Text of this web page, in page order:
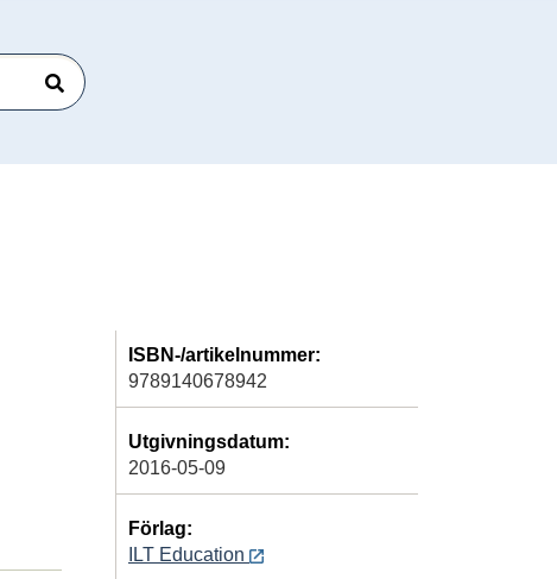
Sök
ISBN-/artikelnummer:
9789140678942
Utgivningsdatum:
2016-05-09
Förlag:
ILT Education